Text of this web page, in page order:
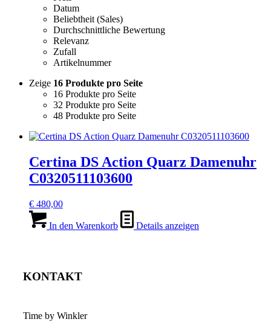
Datum
Beliebtheit (Sales)
Durchschnittliche Bewertung
Relevanz
Zufall
Artikelnummer
Zeige 16 Produkte pro Seite
16 Produkte pro Seite
32 Produkte pro Seite
48 Produkte pro Seite
Certina DS Action Quarz Damenuhr
C0320511103600
€ 480,00
In den Warenkorb Details anzeigen
KONTAKT
Time by Winkler